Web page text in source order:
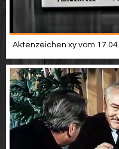
Aktenzeichen xy vom